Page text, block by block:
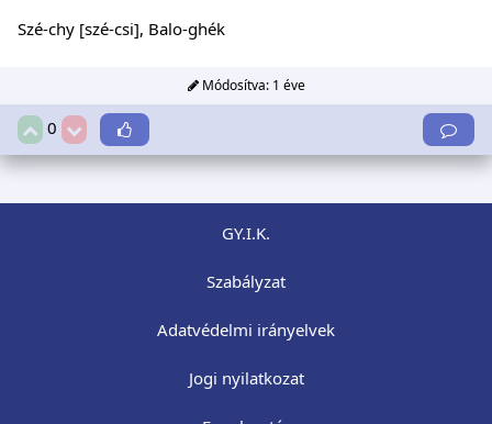
Szé-chy [szé-csi], Balo-ghék
Módosítva: 1 éve
0
GY.I.K.
Szabályzat
Adatvédelmi irányelvek
Jogi nyilatkozat